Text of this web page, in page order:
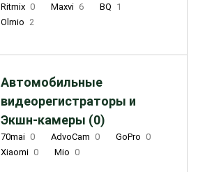
Ritmix 0 Maxvi 6 BQ 1
Olmio 2
Автомобильные
видеорегистраторы и
Экшн-камеры (0)
70mai 0 AdvoCam 0 GoPro 0
Xiaomi 0 Mio 0